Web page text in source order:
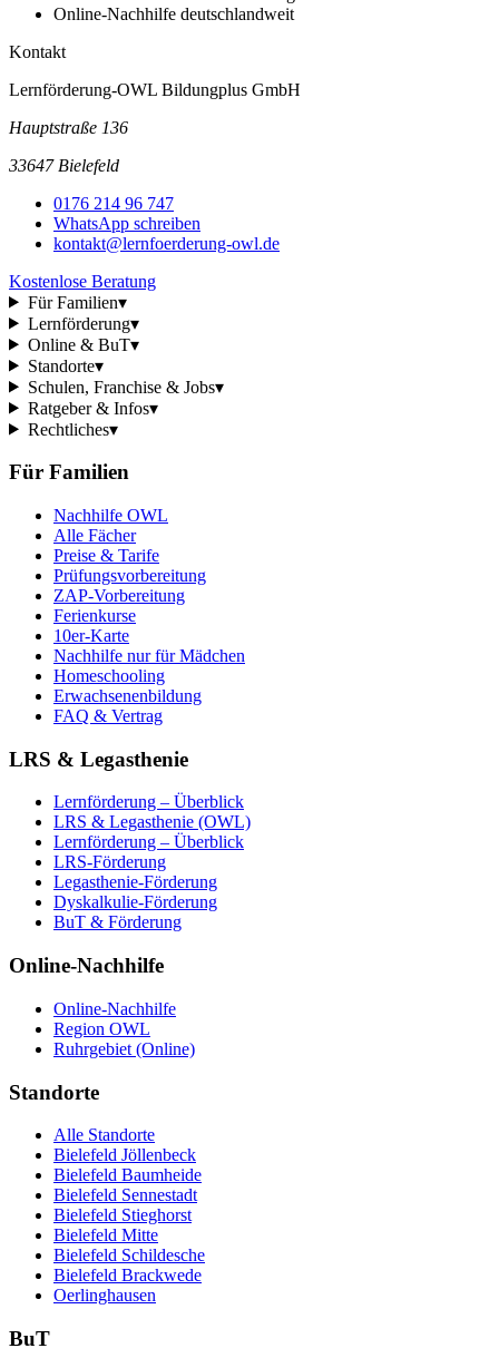
Online-Nachhilfe deutschlandweit
Kontakt
Lernförderung-OWL Bildungplus GmbH
Hauptstraße 136
33647 Bielefeld
0176 214 96 747
WhatsApp schreiben
kontakt@lernfoerderung-owl.de
Kostenlose Beratung
Für Familien▾
Lernförderung▾
Online & BuT▾
Standorte▾
Schulen, Franchise & Jobs▾
Ratgeber & Infos▾
Rechtliches▾
Für Familien
Nachhilfe OWL
Alle Fächer
Preise & Tarife
Prüfungsvorbereitung
ZAP-Vorbereitung
Ferienkurse
10er-Karte
Nachhilfe nur für Mädchen
Homeschooling
Erwachsenenbildung
FAQ & Vertrag
LRS & Legasthenie
Lernförderung – Überblick
LRS & Legasthenie (OWL)
Lernförderung – Überblick
LRS-Förderung
Legasthenie-Förderung
Dyskalkulie-Förderung
BuT & Förderung
Online-Nachhilfe
Online-Nachhilfe
Region OWL
Ruhrgebiet (Online)
Standorte
Alle Standorte
Bielefeld Jöllenbeck
Bielefeld Baumheide
Bielefeld Sennestadt
Bielefeld Stieghorst
Bielefeld Mitte
Bielefeld Schildesche
Bielefeld Brackwede
Oerlinghausen
BuT